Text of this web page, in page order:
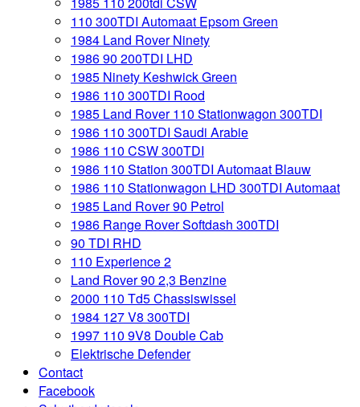
110 300TDI Automaat Epsom Green
1984 Land Rover Ninety
1986 90 200TDI LHD
1985 Ninety Keshwick Green
1986 110 300TDI Rood
1985 Land Rover 110 Stationwagon 300TDI
1986 110 300TDI Saudi Arabie
1986 110 CSW 300TDI
1986 110 Station 300TDI Automaat Blauw
1986 110 Stationwagon LHD 300TDI Automaat
1985 Land Rover 90 Petrol
1986 Range Rover Softdash 300TDI
90 TDI RHD
110 Experience 2
Land Rover 90 2,3 Benzine
2000 110 Td5 Chassiswissel
1984 127 V8 300TDI
1997 110 9V8 Double Cab
Elektrische Defender
Contact
Facebook